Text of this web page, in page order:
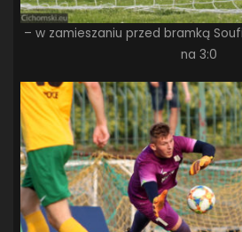
– w zamieszaniu przed bramką
na 3:0